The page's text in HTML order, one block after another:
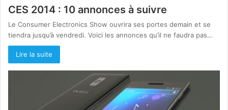
CES 2014 : 10 annonces à suivre
Le Consumer Electronics Show ouvrira ses portes demain et se
tiendra jusqu’à vendredi. Voici les annonces qu’il ne faudra pas…
Lire la suite